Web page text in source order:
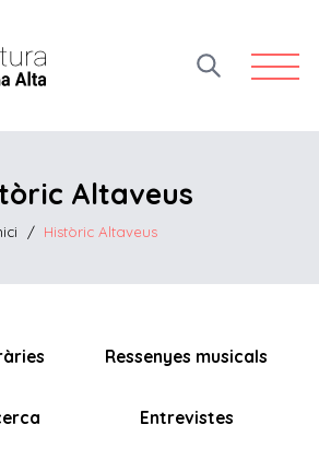
Open
Altaveus
/ Històric Altaveus
Ressenyes musicals
Entrevistes